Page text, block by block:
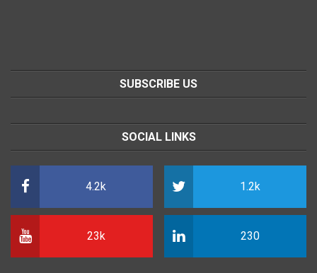
SUBSCRIBE US
SOCIAL LINKS
4.2k 1.2k
23k 230